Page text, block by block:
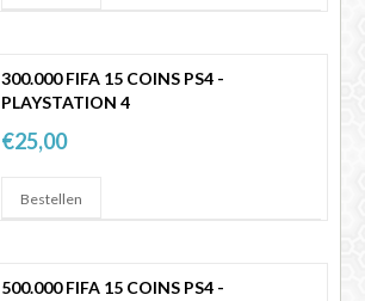
300.000 FIFA 15 COINS PS4 -
PLAYSTATION 4
€25,00
500.000 FIFA 15 COINS PS4 -